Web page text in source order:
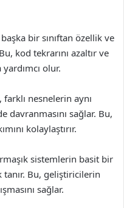
bir sınıftan özellik ve
kod tekrarını azaltır ve
olur.
nesnelerin aynı
davranmasını sağlar. Bu,
kolaylaştırır.
sistemlerin basit bir
Bu, geliştiricilerin
sağlar.